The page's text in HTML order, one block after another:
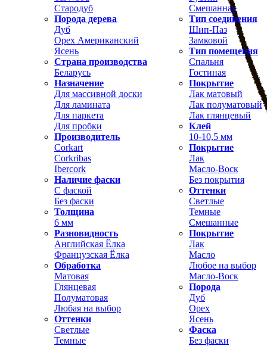
Стародуб
Порода дерева
Дуб
Орех Американский
Ясень
Страна производства
Беларусь
Смешанная
Тип соединения
Шип-Паз
Замковой
Тип помещения
Спальня
Гостиная
Назначение
Для массивной доски
Для ламината
Для паркета
Для пробки
Покрытие
Лак матовый
Лак полуматовый
Лак глянцевый
Клей
Производитель
Corkart
Corkribas
Ibercork
Наличие фаски
С фаской
Без фаски
Толщина
6 мм
10-10,5 мм
Покрытие
Лак
Масло-Воск
Без покрытия
Оттенки
Светлые
Темные
Смешанные
Разновидность
Английская Ёлка
Французская Ёлка
Обработка
Матовая
Глянцевая
Полуматовая
Любая на выбор
Оттенки
Светлые
Темные
Покрытие
Лак
Масло
Любое на выбор
Масло-Воск
Порода
Дуб
Орех
Ясень
Фаска
Без фаски